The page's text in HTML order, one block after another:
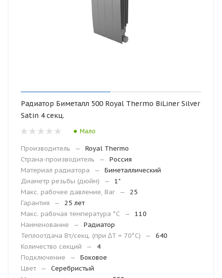
Радиатор Биметалл 500 Royal Thermo BiLiner Silver
Satin 4 секц.
Мало
Производитель —
Royal Thermo
Страна-производитель
—
Россия
Материал радиатора
—
Биметаллический
Диаметр резьбы (дюйм)
—
1"
Макс. рабочее давление, Bar
—
25
Гарантия
—
25 лет
Макc. рабочая температура °С
—
110
Наименование
—
Радиатор
Теплоотдача Вт/секц. (при ∆T = 70°C)
—
640
Количество секций
—
4
Подключение
—
Боковое
Цвет
—
Серебристый